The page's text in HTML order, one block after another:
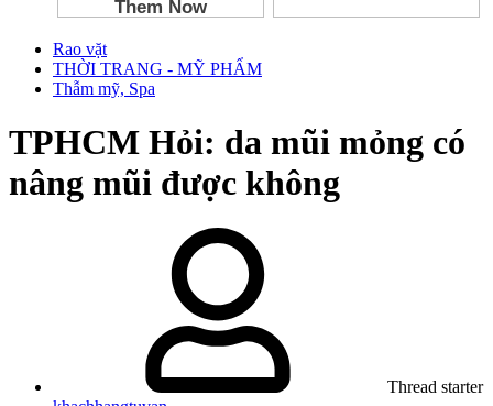
Rao vặt
THỜI TRANG - MỸ PHẨM
Thẫm mỹ, Spa
TPHCM Hỏi: da mũi mỏng có
nâng mũi được không
Thread starter